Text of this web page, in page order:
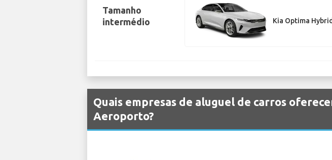
Tamanho
intermédio
Kia Optima Hybrid
Quais empresas de aluguel de carros
Aeroporto?